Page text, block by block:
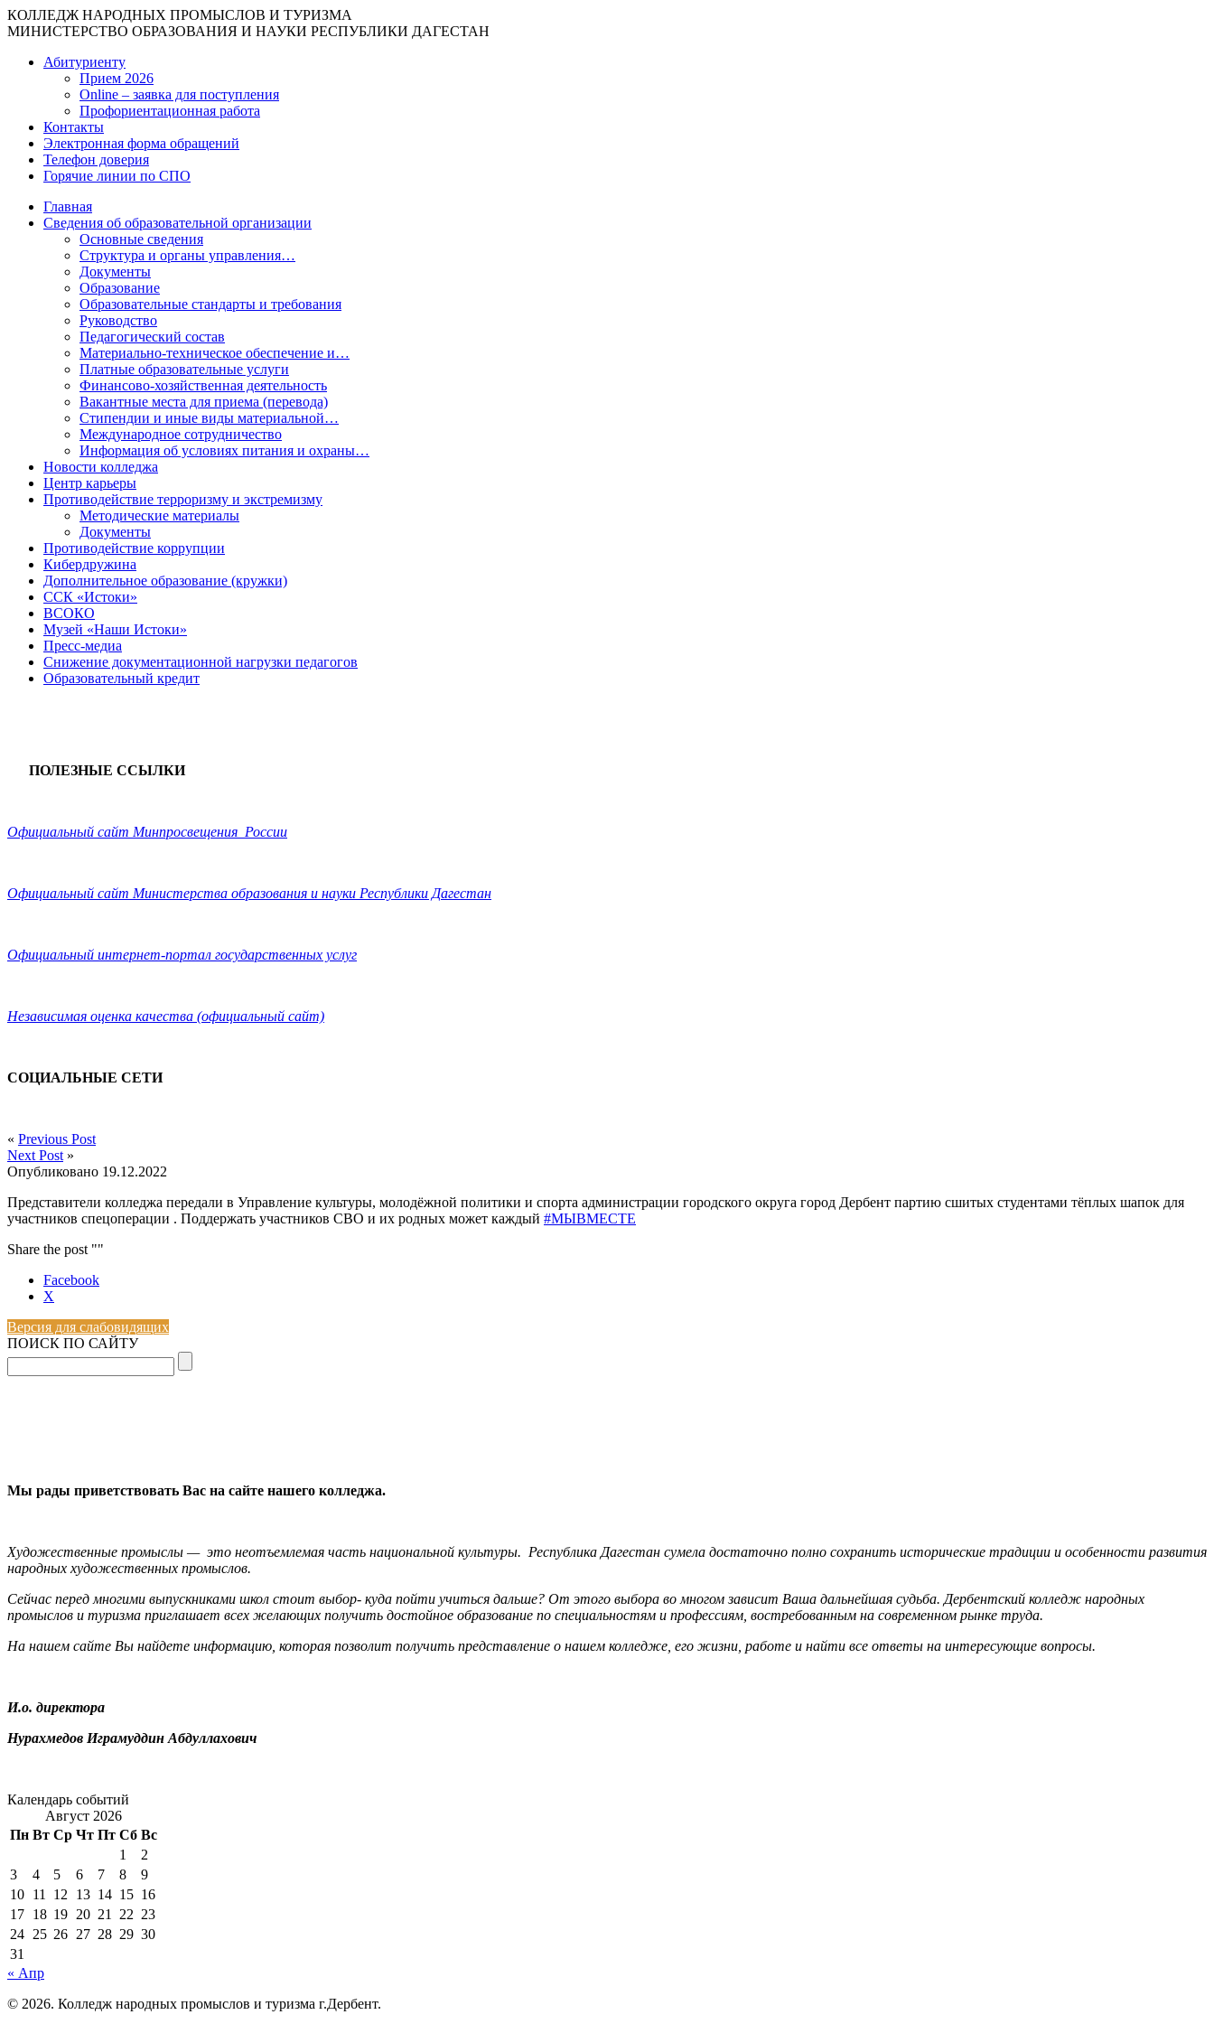
КОЛЛЕДЖ НАРОДНЫХ ПРОМЫСЛОВ И ТУРИЗМА
МИНИСТЕРСТВО ОБРАЗОВАНИЯ И НАУКИ РЕСПУБЛИКИ ДАГЕСТАН
Абитуриенту
Прием 2026
Online – заявка для поступления
Профориентационная работа
Контакты
Электронная форма обращений
Телефон доверия
Горячие линии по СПО
Главная
Сведения об образовательной организации
Основные сведения
Структура и органы управления…
Документы
Образование
Образовательные стандарты и требования
Руководство
Педагогический состав
Материально-техническое обеспечение и…
Платные образовательные услуги
Финансово-хозяйственная деятельность
Вакантные места для приема (перевода)
Стипендии и иные виды материальной…
Международное сотрудничество
Информация об условиях питания и охраны…
Новости колледжа
Центр карьеры
Противодействие терроризму и экстремизму
Методические материалы
Документы
Противодействие коррупции
Кибердружина
Дополнительное образование (кружки)
ССК «Истоки»
ВСОКО
Музей «Наши Истоки»
Пресс-медиа
Снижение документационной нагрузки педагогов
Образовательный кредит
ПОЛЕЗНЫЕ ССЫЛКИ
Официальный сайт Минпросвещения России
Официальный сайт Министерства образования и науки Республики Дагестан
Официальный интернет-портал государственных услуг
Независимая оценка качества (официальный сайт)
СОЦИАЛЬНЫЕ СЕТИ
« Previous Post
Next Post »
Опубликовано 19.12.2022
Представители колледжа передали в Управление культуры, молодёжной политики и спорта администрации городского округа город Дербент партию сшитых студентами тёплых шапок для
участников спецоперации . Поддержать участников СВО и их родных может каждый #МЫВМЕСТЕ
Share the post ""
Facebook
X
Версия для слабовидящих
ПОИСК ПО САЙТУ
Мы рады приветствовать Вас на сайте нашего колледжа.
Художественные промыслы — это неотъемлемая часть национальной культуры. Республика Дагестан сумела достаточно полно сохранить исторические традиции и особенности развития
народных художественных промыслов.
Сейчас перед многими выпускниками школ стоит выбор- куда пойти учиться дальше? От этого выбора во многом зависит Ваша дальнейшая судьба. Дербентский колледж народных
промыслов и туризма приглашает всех желающих получить достойное образование по специальностям и профессиям, востребованным на современном рынке труда.
На нашем сайте Вы найдете информацию, которая позволит получить представление о нашем колледже, его жизни, работе и найти все ответы на интересующие вопросы.
И.о. директора
Нурахмедов Играмуддин Абдуллахович
Календарь событий
Август 2026
Пн Вт Ср Чт Пт Сб Вс
1
2
3
4 5 6 7 8
9
10 11 12 13 14 15 16
17 18 19 20 21 22 23
24 25 26 27 28 29 30
31
« Апр
© 2026. Колледж народных промыслов и туризма г.Дербент.